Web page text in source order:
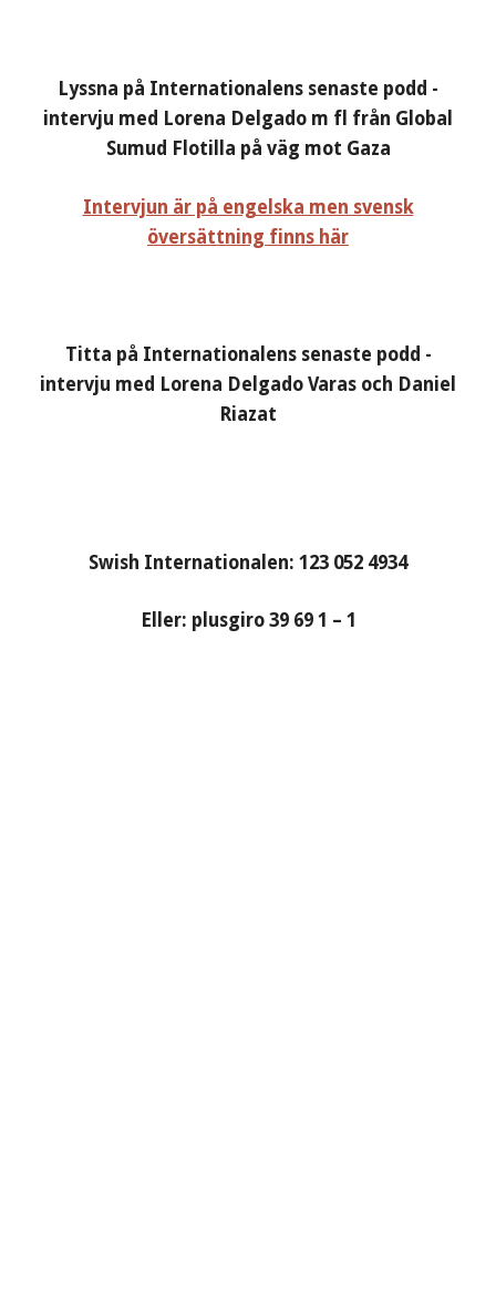
Lyssna på Internationalens senaste podd -
intervju med Lorena Delgado m fl från Global
Sumud Flotilla på väg mot Gaza
Intervjun är på engelska men svensk
översättning finns här
Titta på Internationalens senaste podd -
intervju med Lorena Delgado Varas och Daniel
Riazat
Swish Internationalen: 123 052 4934
Eller: plusgiro 39 69 1 – 1